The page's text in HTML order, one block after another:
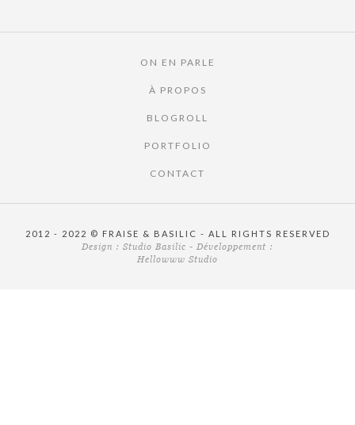
ON EN PARLE
À PROPOS
BLOGROLL
PORTFOLIO
CONTACT
2012 - 2022 © FRAISE & BASILIC - ALL RIGHTS RESERVED
Design : Studio Basilic - Développement :
Hellowww Studio